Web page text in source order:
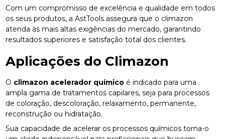
Com um compromisso de excelência e qualidade em todos
os seus produtos, a AstTools assegura que o climazon
atenda às mais altas exigências do mercado, garantindo
resultados superiores e satisfação total dos clientes.
Aplicações do Climazon
O climazon acelerador químico é indicado para uma
ampla gama de tratamentos capilares, seja para processos
de coloração, descoloração, relaxamento, permanente,
reconstrução ou hidratação.
Sua capacidade de acelerar os processos químicos torna-o